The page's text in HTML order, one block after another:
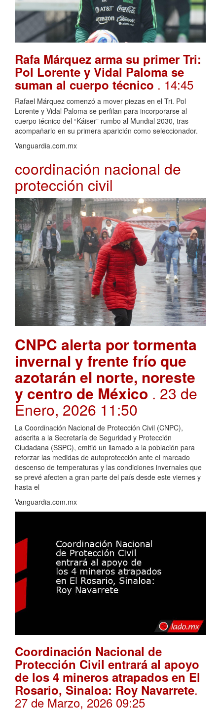
Rafa Márquez arma su primer Tri:
Pol Lorente y Vidal Paloma se
suman al cuerpo técnico . 14:45
Rafael Márquez comenzó a mover piezas en el Tri. Pol
Lorente y Vidal Paloma se perfilan para incorporarse al
cuerpo técnico del “Káiser” rumbo al Mundial 2030, tras
acompañarlo en su primera aparición como seleccionador.
Vanguardia.com.mx
coordinación nacional de
protección civil
CNPC alerta por tormenta
invernal y frente frío que
azotarán el norte, noreste
y centro de México . 23 de
Enero, 2026 11:50
La Coordinación Nacional de Protección Civil (CNPC),
adscrita a la Secretaría de Seguridad y Protección
Ciudadana (SSPC), emitió un llamado a la población para
reforzar las medidas de autoprotección ante el marcado
descenso de temperaturas y las condiciones invernales que
se prevé afecten a gran parte del país desde este viernes y
hasta el
Vanguardia.com.mx
Coordinación Nacional de
Protección Civil entrará al apoyo
de los 4 mineros atrapados en El
Rosario, Sinaloa: Roy Navarrete.
27 de Marzo, 2026 09:25